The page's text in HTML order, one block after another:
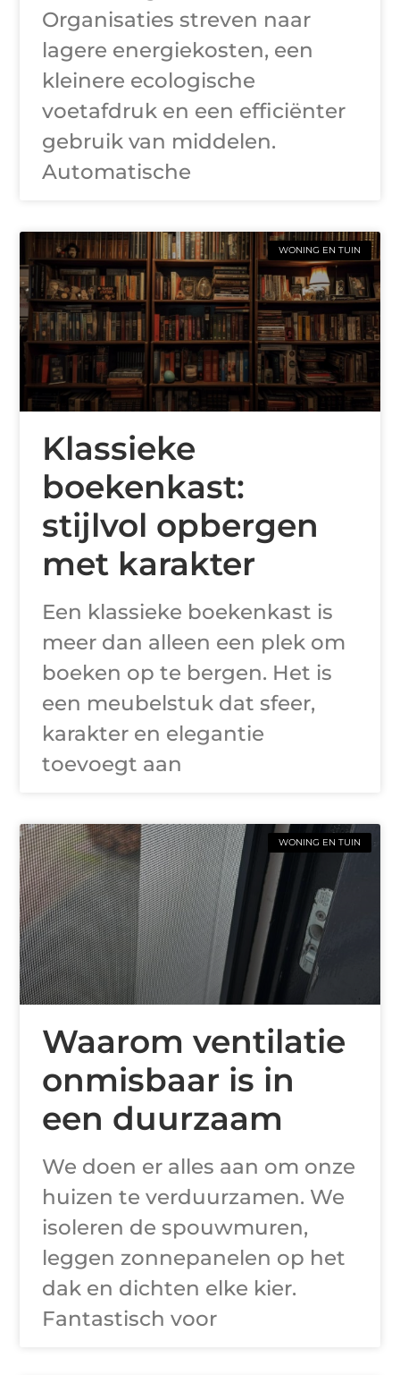
Organisaties streven naar
lagere energiekosten, een
kleinere ecologische
voetafdruk en een efficiënter
gebruik van middelen.
Automatische
WONING EN TUIN
Klassieke
boekenkast:
stijlvol opbergen
met karakter
Een klassieke boekenkast is
meer dan alleen een plek om
boeken op te bergen. Het is
een meubelstuk dat sfeer,
karakter en elegantie
toevoegt aan
WONING EN TUIN
Waarom ventilatie
onmisbaar is in
een duurzaam
We doen er alles aan om onze
huizen te verduurzamen. We
isoleren de spouwmuren,
leggen zonnepanelen op het
dak en dichten elke kier.
Fantastisch voor